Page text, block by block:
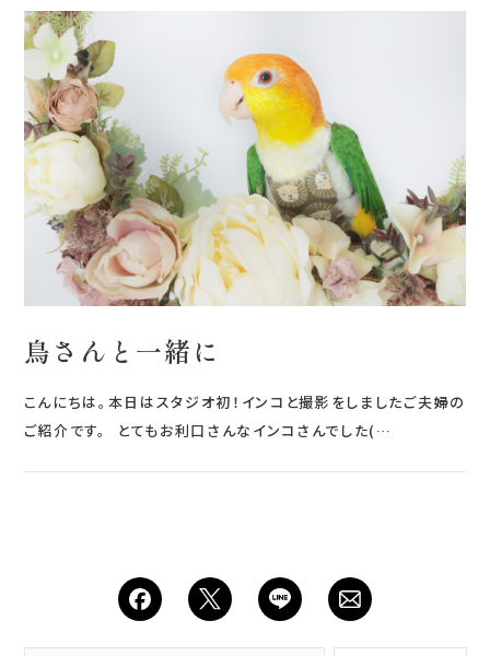
Tel.0120-05-7536
Time.10:30 - 18:00（年中無休）
鳥さんと一緒に
こんにちは。本日はスタジオ初！インコと撮影をしましたご夫婦の
ご紹介です。 とてもお利口さんなインコさんでした(…